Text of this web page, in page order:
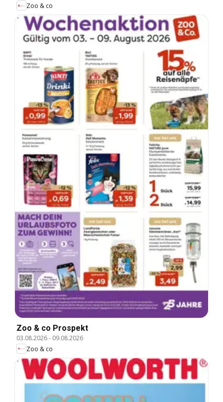
Zoo & co
Zoo & co Prospekt
03.08.2026- 09.08.2026
Zoo & co